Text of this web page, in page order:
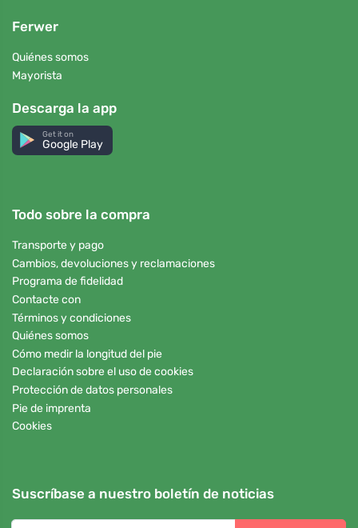
Ferwer
Quiénes somos
Mayorista
Descarga la app
Get it on
Google Play
Todo sobre la compra
Transporte y pago
Cambios, devoluciones y reclamaciones
Programa de fidelidad
Contacte con
Términos y condiciones
Quiénes somos
Cómo medir la longitud del pie
Declaración sobre el uso de cookies
Protección de datos personales
Pie de imprenta
Cookies
Suscríbase a nuestro boletín de noticias